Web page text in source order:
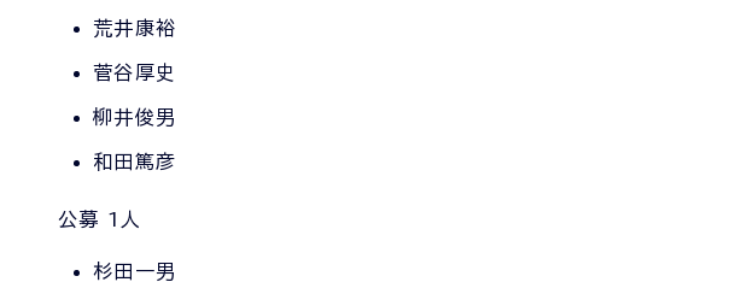
荒井康裕
菅谷厚史
柳井俊男
和田篤彦
公募 1人
杉田一男